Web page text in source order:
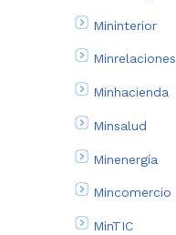
Mininterior
Minrelaciones
Minhacienda
Minsalud
Minenergía
Mincomercio
MinTIC